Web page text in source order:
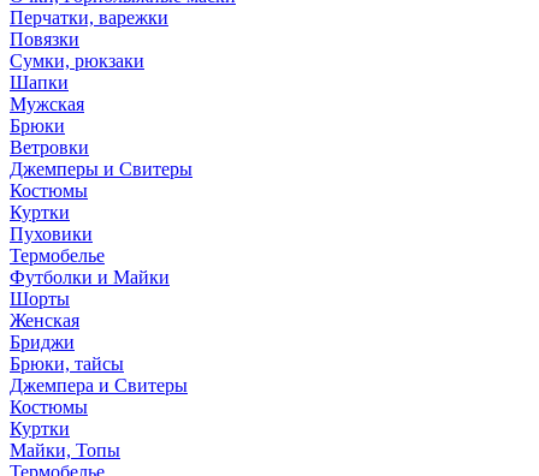
Перчатки, варежки
Повязки
Сумки, рюкзаки
Шапки
Мужская
Брюки
Ветровки
Джемперы и Свитеры
Костюмы
Куртки
Пуховики
Термобелье
Футболки и Майки
Шорты
Женская
Бриджи
Брюки, тайсы
Джемпера и Свитеры
Костюмы
Куртки
Майки, Топы
Термобелье